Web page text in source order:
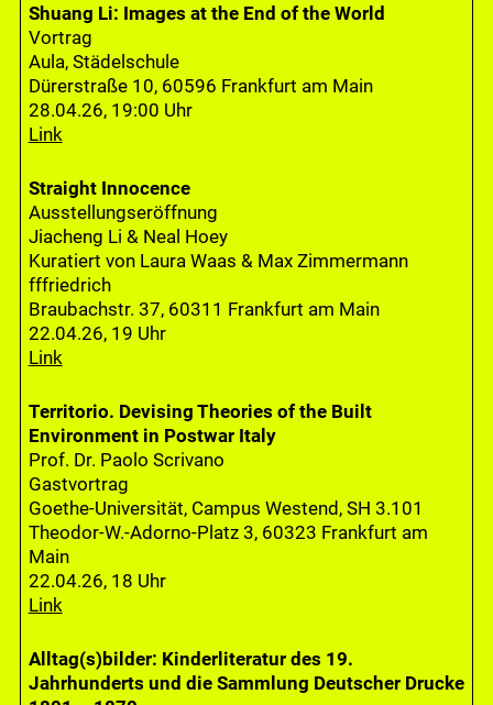
Shuang Li: Images at the End of the World
Vortrag
Aula, Städelschule
Dürerstraße 10, 60596 Frankfurt am Main
28.04.26, 19:00 Uhr
Link
Straight Innocence
Ausstellungseröffnung
Jiacheng Li & Neal Hoey
Kuratiert von Laura Waas & Max Zimmermann
fffriedrich
Braubachstr. 37, 60311 Frankfurt am Main
22.04.26, 19 Uhr
Link
Territorio. Devising Theories of the Built
Environment in Postwar Italy
Prof. Dr. Paolo Scrivano
Gastvortrag
Goethe-Universität, Campus Westend, SH 3.101
Theodor-W.-Adorno-Platz 3, 60323 Frankfurt am
Main
22.04.26, 18 Uhr
Link
Alltag(s)bilder: Kinderliteratur des 19.
Jahrhunderts und die Sammlung Deutscher Drucke